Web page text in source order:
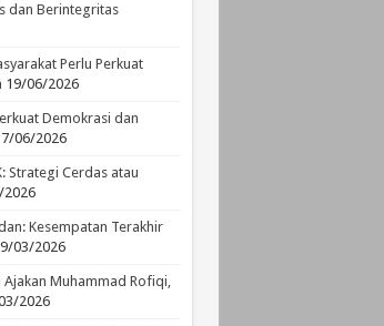
dan Berintegritas
Perlu Perkuat
19/06/2026
Demokrasi dan
06/2026
Strategi Cerdas atau
2026
Kesempatan Terakhir
03/2026
Muhammad Rofiqi,
2026